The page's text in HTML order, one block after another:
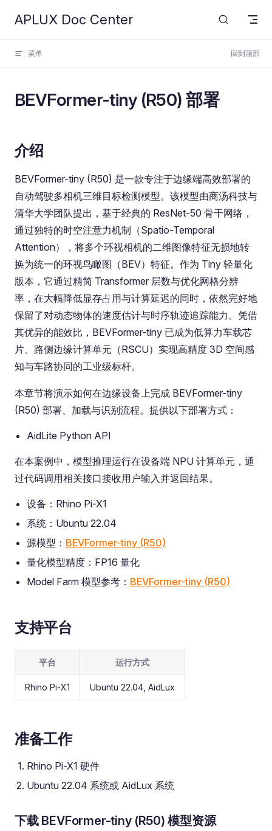
Skip to content
APLUX Doc Center
菜单 回到顶部
BEVFormer-tiny (R50) 部署
介绍
BEVFormer-tiny (R50) 是一款专注于边缘端高效部署的
自动驾驶多相机三维目标检测模型。该模型由商汤科技与
清华大学团队提出，基于经典的 ResNet-50 骨干网络，
通过独特的时空注意力机制（Spatio-Temporal
Attention），将多个环视相机的二维图像特征无损地转
换为统一的环视鸟瞰图（BEV）特征。作为 Tiny 轻量化
版本，它通过精简 Transformer 层数与优化网格分辨
率，在大幅降低显存占用与计算延迟的同时，依然完好地
保留了对动态物体的速度估计与时序轨迹追踪能力。凭借
其优异的能效比，BEVFormer-tiny 已成为低算力车载芯
片、路侧边缘计算单元（RSCU）实现高精度 3D 空间感
知与车路协同的工业级标杆。
本章节将演示如何在边缘设备上完成 BEVFormer-tiny
(R50) 部署、加载与识别流程。提供以下部署方式：
AidLite Python API
在本案例中，模型推理运行在设备端 NPU 计算单元，通
过代码调用相关接口接收用户输入并返回结果。
设备：Rhino Pi-X1
系统：Ubuntu 22.04
源模型： BEVFormer-tiny (R50)
量化模型精度：FP16 量化
Model Farm 模型参考： BEVFormer-tiny (R50)
支持平台
平台 运行方式
Rhino Pi-X1 Ubuntu 22.04, AidLux
准备工作
Rhino Pi-X1 硬件
Ubuntu 22.04 系统或 AidLux 系统
下载 BEVFormer-tiny (R50) 模型资源